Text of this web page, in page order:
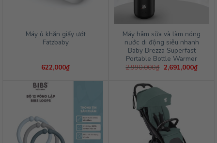
Máy ủ khăn giấy ướt
Fatzbaby
622,000₫
Máy hâm sữa và làm nóng
nước di động siêu nhanh
Baby Brezza Superfast
Portable Bottle Warmer
2,990,000₫ Giá
gốc
2,691,000₫Giá
hiện